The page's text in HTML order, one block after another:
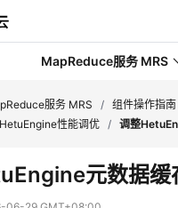
MapReduce服务 MRS
服务 MRS / 组件操作指南
HetuEngine性能调优 / 调整
元数据缓